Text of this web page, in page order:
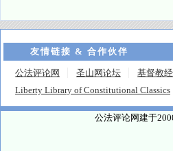
友情链接 & 合作伙伴
公法评论网 圣山网论坛 基督教
Liberty Library of Constitutional Classics
公法评论网建于